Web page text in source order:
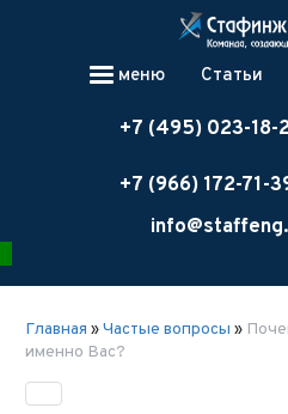
меню Статьи
+7 (495) 023-18-
+7 (966) 172-71-
Главная »Частые вопросы »
именно Вас?